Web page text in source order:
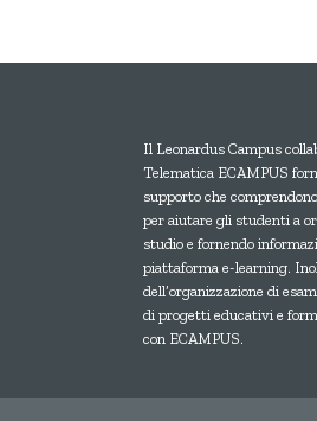
Il Leonardus Campus
Telematica ECAMPUS
supporto che
per aiutare gli studenti a
studio e fornendo
piattaforma e-learning.
dell’organizzazione di
di progetti educativi e
con ECAMPUS.